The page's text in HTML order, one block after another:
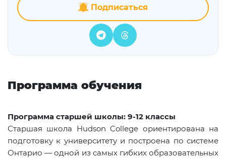
Подписаться
Программа обучения
Программа старшей школы: 9-12 классы
Старшая школа Hudson College ориентирована на
подготовку к университету и построена по системе
Онтарио — одной из самых гибких образовательных